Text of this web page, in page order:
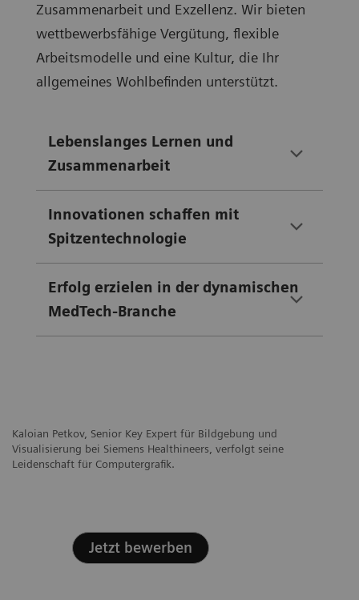
Zusammenarbeit und Exzellenz. Wir bieten
wettbewerbsfähige Vergütung, flexible
Arbeitsmodelle und eine Kultur, die Ihr
allgemeines Wohlbefinden unterstützt.
Lebenslanges Lernen und
Zusammenarbeit
Innovationen schaffen mit
Spitzentechnologie
Erfolg erzielen in der dynamischen
MedTech-Branche
Kaloian Petkov, Senior Key Expert für Bildgebung und
Visualisierung bei Siemens Healthineers, verfolgt seine
Leidenschaft für Computergrafik.
Jetzt bewerben